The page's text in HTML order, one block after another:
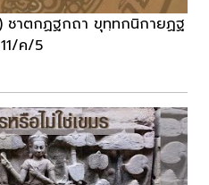
าตกฏฐกถา ขุทฺทกนิกายฏฐ
ค/5